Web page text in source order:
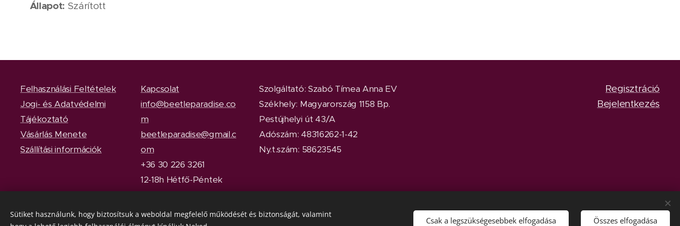
Állapot: Szárított
Felhasználási Feltételek
Jogi- és Adatvédelmi
Tájékoztató
Vásárlás Menete
Szállítási információk
Kapcsolat
info@beetleparadise.co
m
beetleparadise@gmail.c
om
+36 30 226 3261
12-18h Hétfő-Péntek
Szolgáltató: Szabó Tímea Anna EV
Székhely: Magyarország 1158 Bp.
Pestújhelyi út 43/A
Adószám: 48316262-1-42
Ny.t.szám: 58623545
Regisztráció
Bejelentkezés
Sütiket használunk, hogy biztosítsuk a weboldal megfelelő működését és biztonságát, valamint
Csak a legszükségesebbek elfogadása Összes elfogadása